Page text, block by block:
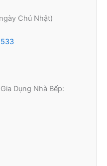
Chủ Nhật)
Dụng Nhà Bếp: